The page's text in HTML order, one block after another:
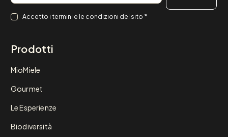
Consenso
Accetto i termini e le condizioni del sito *
Prodotti
MioMiele
Gourmet
Le Esperienze
Biodiversità